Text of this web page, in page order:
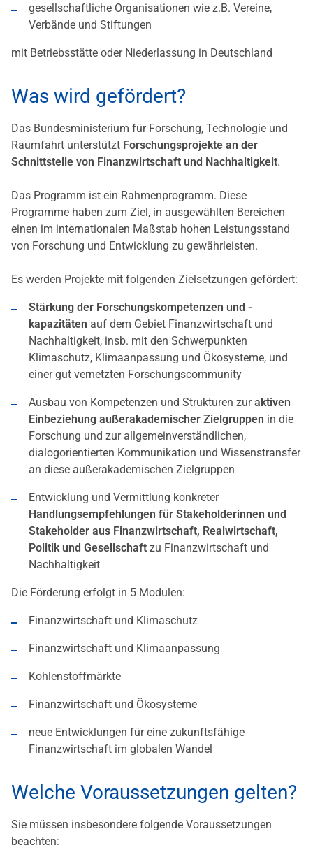
gesellschaftliche Organisationen wie z.B. Vereine,
Verbände und Stiftungen
mit Betriebsstätte oder Niederlassung in Deutschland
Was wird gefördert?
Das Bundesministerium für Forschung, Technologie und
Raumfahrt unterstützt Forschungsprojekte an der
Schnittstelle von Finanzwirtschaft und Nachhaltigkeit.
Das Programm ist ein Rahmenprogramm. Diese
Programme haben zum Ziel, in ausgewählten Bereichen
einen im internationalen Maßstab hohen Leistungsstand
von Forschung und Entwicklung zu gewährleisten.
Es werden Projekte mit folgenden Zielsetzungen gefördert:
Stärkung der Forschungskompetenzen und -
kapazitäten auf dem Gebiet Finanzwirtschaft und
Nachhaltigkeit, insb. mit den Schwerpunkten
Klimaschutz, Klimaanpassung und Ökosysteme, und
einer gut vernetzten Forschungscommunity
Ausbau von Kompetenzen und Strukturen zuraktiven
Einbeziehung außerakademischer Zielgruppen in die
Forschung und zur allgemeinverständlichen,
dialogorientierten Kommunikation und Wissenstransfer
an diese außerakademischen Zielgruppen
Entwicklung und Vermittlung konkreter
Handlungsempfehlungen für Stakeholderinnen und
Stakeholder aus Finanzwirtschaft, Realwirtschaft,
Politik und Gesellschaft zu Finanzwirtschaft und
Nachhaltigkeit
Die Förderung erfolgt in 5 Modulen:
Finanzwirtschaft und Klimaschutz
Finanzwirtschaft und Klimaanpassung
Kohlenstoffmärkte
Finanzwirtschaft und Ökosysteme
neue Entwicklungen für eine zukunftsfähige
Finanzwirtschaft im globalen Wandel
Welche Voraussetzungen gelten?
Sie müssen insbesondere folgende Voraussetzungen
beachten: